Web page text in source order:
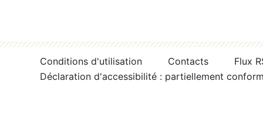
Conditions d'utilisation Contacts
Flux
Déclaration d'accessibilité : partiellement